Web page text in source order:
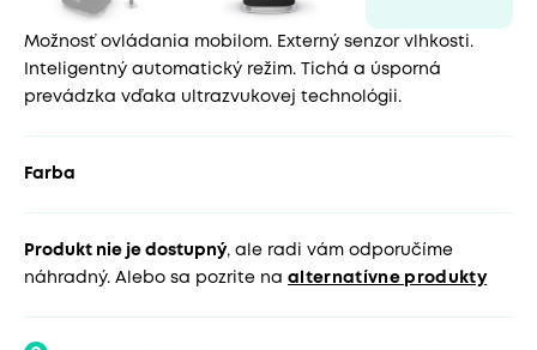
Možnosť ovládania mobilom. Externý senzor vlhkosti.
Inteligentný automatický režim. Tichá a úsporná
prevádzka vďaka ultrazvukovej technológii.
Farba
Produkt nie je dostupný, ale radi vám odporučíme
náhradný. Alebo sa pozrite na alternatívne produkty